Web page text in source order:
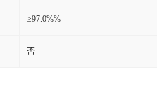
≥97.0%%
否